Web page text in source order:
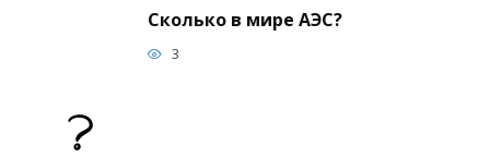
Сколько в мире АЭС?
3